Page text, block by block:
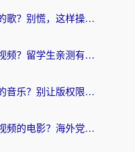
在国外无法听国内的歌？别慌，这样操作就能畅听QQ音乐（附亲测加速器推荐）
在国外如何看腾讯视频？留学生亲测有效的回国加速方案
在国外怎么听国内的音乐？别让版权限制断了你的华语歌单
怎么在国外看腾讯视频的电影？海外党亲测有效的回国加速指南